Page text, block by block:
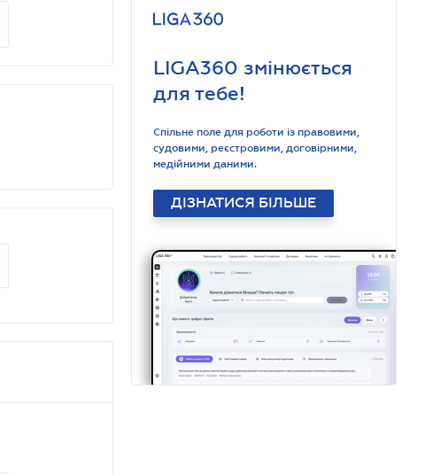
LIGA360 змінюється
для тебе!
Спільне поле для роботи із правовими,
судовими, реєстровими, договірними,
медійними даними.
ДІЗНАТИСЯ БІЛЬШЕ